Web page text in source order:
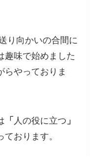
り向かいの合間に
趣味で始めました
らやっておりま
「 人の役に立つ 」
おります。